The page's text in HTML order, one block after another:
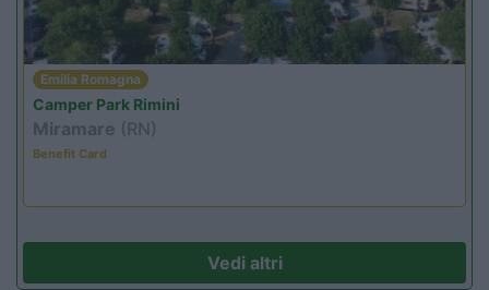
Emilia Romagna
Camper Park Rimini
Miramare (RN)
Benefit Card
Vedi altri